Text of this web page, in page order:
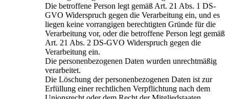
Die betroffene Person legt gemäß Art. 21 Abs. 1 DS-
GVO Widerspruch gegen die Verarbeitung ein, und es
liegen keine vorrangigen berechtigten Gründe für die
Verarbeitung vor, oder die betroffene Person legt gemäß
Art. 21 Abs. 2 DS-GVO Widerspruch gegen die
Verarbeitung ein.
Die personenbezogenen Daten wurden unrechtmäßig
verarbeitet.
Die Löschung der personenbezogenen Daten ist zur
Erfüllung einer rechtlichen Verpflichtung nach dem